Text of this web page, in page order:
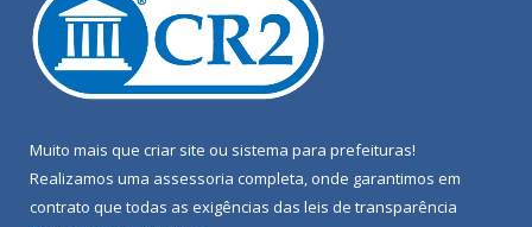
Muito mais que criar site ou sistema para prefeituras!
Realizamos uma assessoria completa, onde garantimos em
contrato que todas as exigências das leis de transparência